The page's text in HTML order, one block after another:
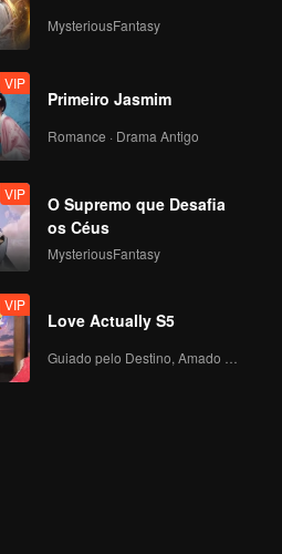
MysteriousFantasy
VIP
Primeiro Jasmim
Romance · Drama Antigo
VIP
O Supremo que Desafia
os Céus
MysteriousFantasy
VIP
Love Actually S5